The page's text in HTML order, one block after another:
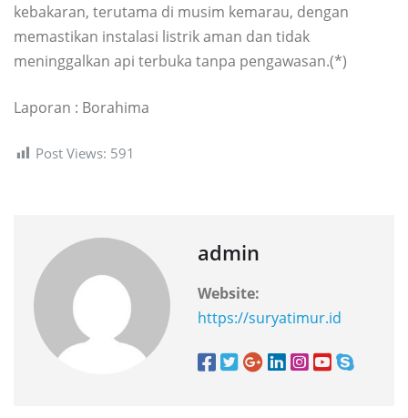
kebakaran, terutama di musim kemarau, dengan
memastikan instalasi listrik aman dan tidak
meninggalkan api terbuka tanpa pengawasan.(*)
Laporan : Borahima
Post Views: 591
admin
Website:
https://suryatimur.id